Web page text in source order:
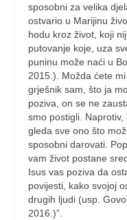
sposobni za velika
ostvario u Marijinu
hodu kroz život, koji
putovanje koje, uza
puninu može naći u
2015.). Možda ćete
grješnik sam, što ja
poziva, on se ne
smo postigli.
gleda sve ono što
sposobni darovati.
vam život postane
Isus vas poziva da
povijesti, kako svojoj
drugih ljudi (usp.
2016.)”.